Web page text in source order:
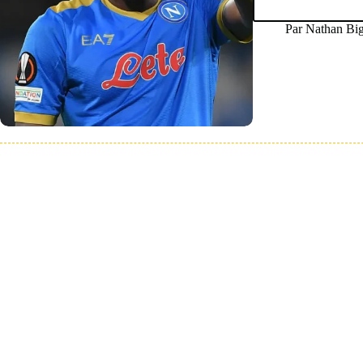
Par Nathan